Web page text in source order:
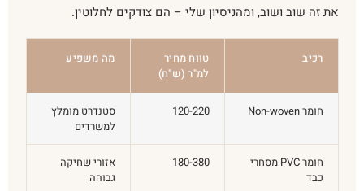
את זה שוב ושוב, ומהניסיון שלי – הם צודקים לחלוטין.
רכיב
טווח מחיר
למ"ר (ש"ח)
מה משפיע
חומר Non-woven 120-220
סטנדרט מומלץ
למשרדים
חומר PVC מסחרי
כבד
180-380
אזורי שחיקה
גבוהה